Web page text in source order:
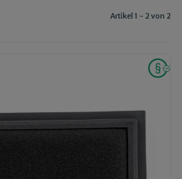
Artikel 1 - 2 von 2